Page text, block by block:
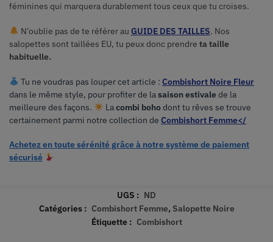
féminines qui marquera durablement tous ceux que tu croises.
N’oublie pas de te référer au GUIDE DES TAILLES. Nos
salopettes sont taillées EU, tu peux donc prendre tataille
habituelle.
Tu ne voudras pas louper cet article : Combishort Noire Fleur
dans le même style, pour profiter de lasaison estivalede la
meilleure des façons.
Lacombi bohodont tu rêves se trouve
certainement parmi notre collection de Combishort Femme</
Achetez en toute sérénité grâce à notresystème de paiement
sécurisé
UGS : ND
Catégories : Combishort Femme, Salopette Noire
Étiquette : Combishort